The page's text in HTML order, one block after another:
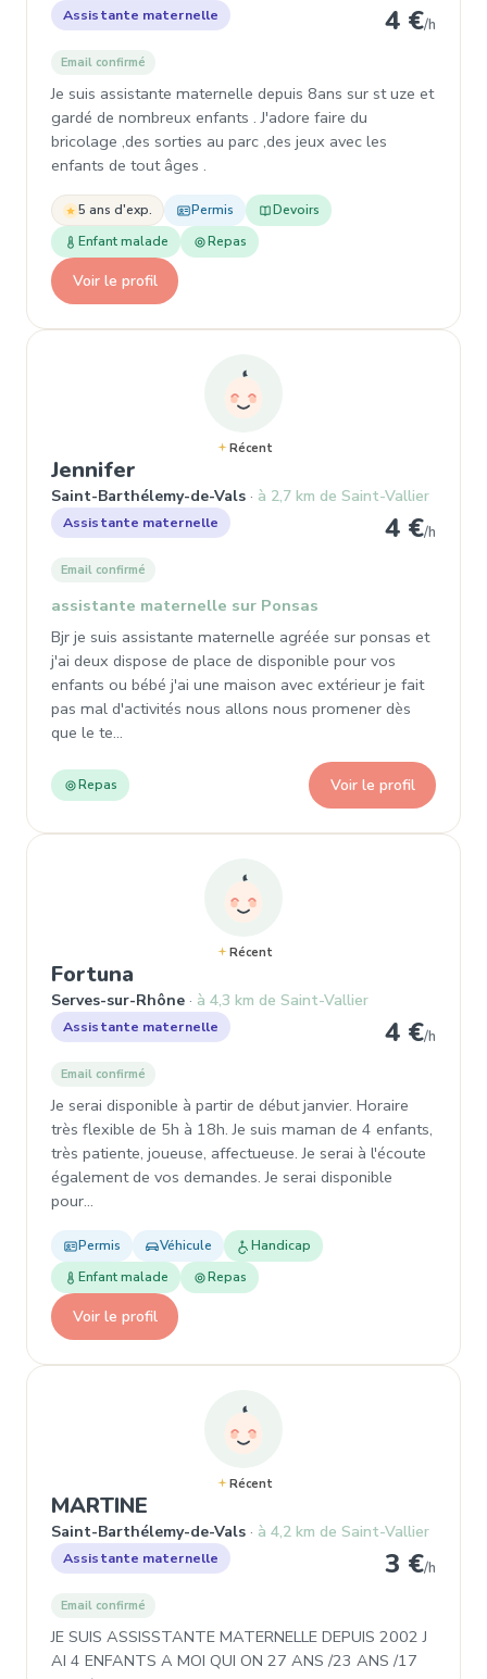
Assistante maternelle 4 €/h
Email confirmé
Je suis assistante maternelle depuis 8ans sur st uze et
gardé de nombreux enfants . J'adore faire du
bricolage ,des sorties au parc ,des jeux avec les
enfants de tout âges .
5 ans d'exp. Permis
Devoirs
Enfant malade
Repas
Voir le profil
Récent
Jennifer
Saint-Barthélemy-de-Vals à 2,7 km de Saint-Vallier
Assistante maternelle 4 €/h
Email confirmé
assistante maternelle sur Ponsas
Bjr je suis assistante maternelle agréée sur ponsas et
j'ai deux dispose de place de disponible pour vos
enfants ou bébé j'ai une maison avec extérieur je fait
pas mal d'activités nous allons nous promener dès
que le te…
Repas Voir le profil
Récent
Fortuna
Serves-sur-Rhône à 4,3 km de Saint-Vallier
Assistante maternelle 4 €/h
Email confirmé
Je serai disponible à partir de début janvier. Horaire
très flexible de 5h à 18h. Je suis maman de 4 enfants,
très patiente, joueuse, affectueuse. Je serai à l'écoute
également de vos demandes. Je serai disponible
pour…
Permis Véhicule
Handicap
Enfant malade
Repas
Voir le profil
Récent
MARTINE
Saint-Barthélemy-de-Vals à 4,2 km de Saint-Vallier
Assistante maternelle 3 €/h
Email confirmé
JE SUIS ASSISSTANTE MATERNELLE DEPUIS 2002 J
AI 4 ENFANTS A MOI QUI ON 27 ANS /23 ANS /17